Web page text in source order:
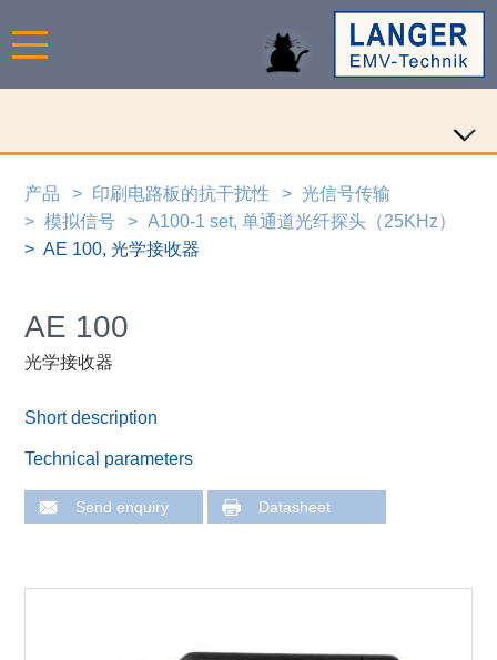
产品 印刷电路板的抗干扰性
光信号传输
模拟信号
A100-1 set, 单通道光纤探头（25KHz）
AE 100, 光学接收器
AE 100
光学接收器
Short description
Technical parameters
Send enquiry Datasheet